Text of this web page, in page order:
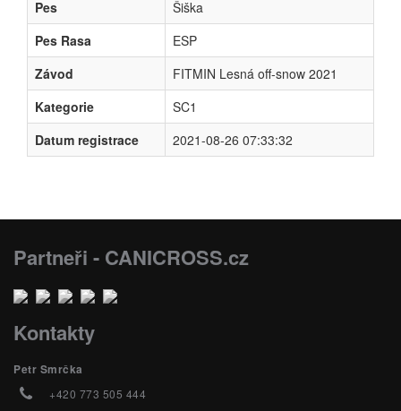
Pes
Šiška
Pes Rasa
ESP
Závod
FITMIN Lesná off-snow 2021
Kategorie
SC1
Datum registrace
2021-08-26 07:33:32
Partneři - CANICROSS.cz
Kontakty
Petr Smrčka
+420 773 505 444